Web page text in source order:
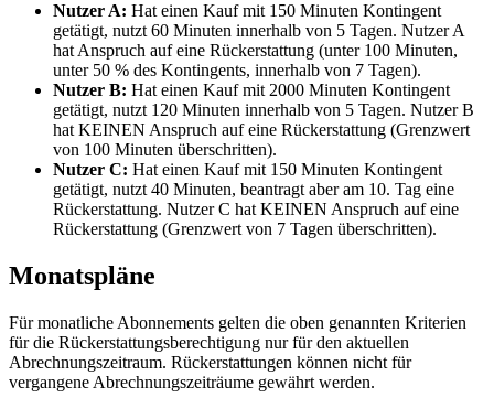
Nutzer A: Hat einen Kauf mit 150 Minuten Kontingent
getätigt, nutzt 60 Minuten innerhalb von 5 Tagen. Nutzer A
hat Anspruch auf eine Rückerstattung (unter 100 Minuten,
unter 50 % des Kontingents, innerhalb von 7 Tagen).
Nutzer B: Hat einen Kauf mit 2000 Minuten Kontingent
getätigt, nutzt 120 Minuten innerhalb von 5 Tagen. Nutzer B
hat KEINEN Anspruch auf eine Rückerstattung (Grenzwert
von 100 Minuten überschritten).
Nutzer C: Hat einen Kauf mit 150 Minuten Kontingent
getätigt, nutzt 40 Minuten, beantragt aber am 10. Tag eine
Rückerstattung. Nutzer C hat KEINEN Anspruch auf eine
Rückerstattung (Grenzwert von 7 Tagen überschritten).
Monatspläne
Für monatliche Abonnements gelten die oben genannten Kriterien
für die Rückerstattungsberechtigung nur für den aktuellen
Abrechnungszeitraum. Rückerstattungen können nicht für
vergangene Abrechnungszeiträume gewährt werden.